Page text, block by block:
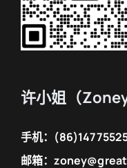
许小姐（Zoney
手机：
邮箱：